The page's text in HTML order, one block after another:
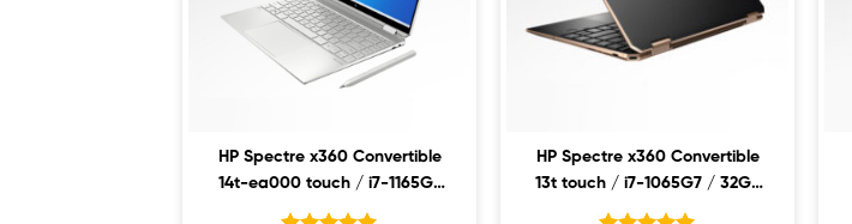
HP Spectre x360 Convertible
14t-ea000 touch / i7-1165G7
/ 32GB / 1TB SSD / 13.5″
HP Spectre x360 Convertible
13t touch / i7-1065G7 / 32GB
/ 1TB SSD / 13.3″ FHD / Win10